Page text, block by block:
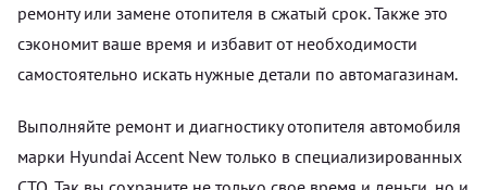
ремонту или замене отопителя в сжатый срок. Также это
сэкономит ваше время и избавит от необходимости
самостоятельно искать нужные детали по автомагазинам.
Выполняйте ремонт и диагностику отопителя автомобиля
марки Hyundai Accent New только в специализированных